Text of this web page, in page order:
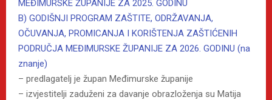
MEĐIMURSKE ŽUPANIJE ZA 2025. GODINU
B) GODIŠNJI PROGRAM ZAŠTITE, ODRŽAVANJA,
OČUVANJA, PROMICANJA I KORIŠTENJA ZAŠTIĆENIH
PODRUČJA MEĐIMURSKE ŽUPANIJE ZA 2026. GODINU (na
znanje)
– predlagatelj je župan Međimurske županije
– izvjestitelji zaduženi za davanje obrazloženja su Matija